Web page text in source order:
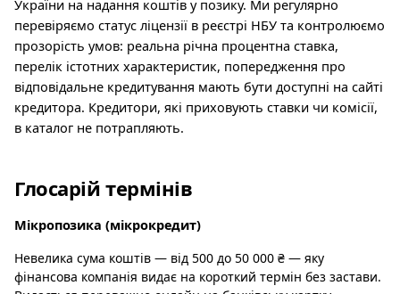
України на надання коштів у позику. Ми регулярно
перевіряємо статус ліцензії в реєстрі НБУ та контролюємо
прозорість умов: реальна річна процентна ставка,
перелік істотних характеристик, попередження про
відповідальне кредитування мають бути доступні на сайті
кредитора. Кредитори, які приховують ставки чи комісії,
в каталог не потрапляють.
Глосарій термінів
Мікропозика (мікрокредит)
Невелика сума коштів — від 500 до 50 000 ₴ — яку
фінансова компанія видає на короткий термін без застави.